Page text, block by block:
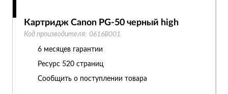
Картридж Canon PG-50 черный high
Код производителя: 0616B001
6 месяцев гарантии
Ресурс 520 страниц
Сообщить о поступлении товара